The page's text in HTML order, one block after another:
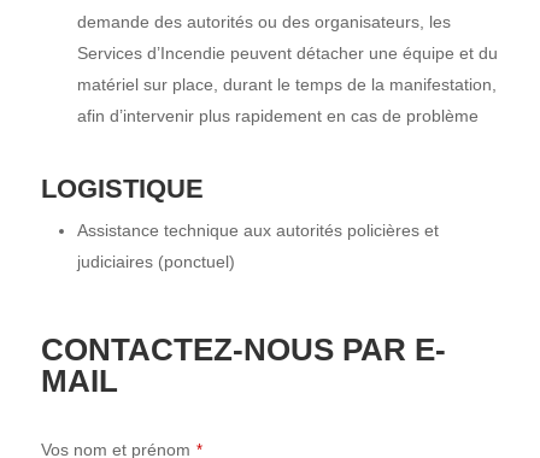
demande des autorités ou des organisateurs, les
Services d’Incendie peuvent détacher une équipe et du
matériel sur place, durant le temps de la manifestation,
afin d’intervenir plus rapidement en cas de problème
LOGISTIQUE
Assistance technique aux autorités policières et
judiciaires (ponctuel)
CONTACTEZ-NOUS PAR E-
MAIL
Vos nom et prénom *